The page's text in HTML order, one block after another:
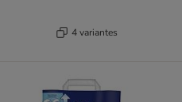
4 variantes